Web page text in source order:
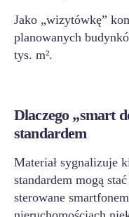
Jako „wizytówkę”
planowanych
tys. m².
Dlaczego „smart
standardem
Materiał sygnalizuje
standardem mogą
sterowane